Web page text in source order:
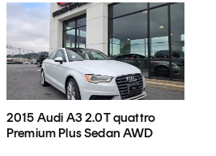
2015 Audi A3 2.0T quattro
Premium Plus Sedan AWD